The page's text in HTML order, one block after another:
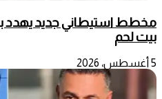
مخطط استيطاني جديد يهدد
بيت لحم
5 أغسطس، 2026